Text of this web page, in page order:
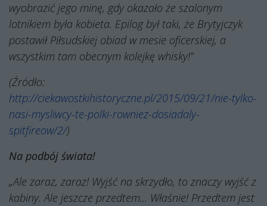
wyobrazić jego minę, gdy okazało że szalonym
lotnikiem była kobieta. Epilog był taki, że Brytyjczyk
postawił Piłsudskiej obiad w mesie oficerskiej, a
wszystkim tam obecnym kolejkę whisky!”
(Źródło:
http://ciekawostkihistoryczne.pl/2015/09/21/nie-tylko-
nasi-mysliwcy-te-polki-rowniez-dosiadaly-
spitfireow/2/)
Na podbój świata!
„Ale zaraz, zaraz! Wyjść na skrzydło, to znaczy wyjść z
kabiny. Ale jeszcze przedtem... Właśnie! Przedtem jest